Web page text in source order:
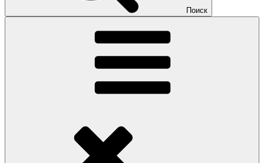
Поиск